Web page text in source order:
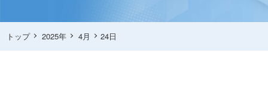
トップ 2025年 4月 24日